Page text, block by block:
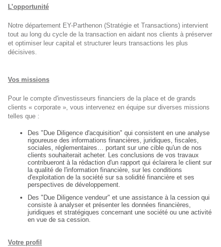
L’opportunité
Notre département EY-Parthenon (Stratégie et Transactions) intervient
tout au long du cycle de la transaction en aidant nos clients à préserver
et optimiser leur capital et structurer leurs transactions les plus
décisives.
Vos missions
Pour le compte d'investisseurs financiers de la place et de grands
clients « corporate », vous intervenez en équipe sur diverses missions
telles que :
Des "Due Diligence d'acquisition" qui consistent en une analyse
rigoureuse des informations financières, juridiques, fiscales,
sociales, réglementaires… portant sur une cible qu'un de nos
clients souhaiterait acheter. Les conclusions de vos travaux
contribueront à la rédaction d'un rapport qui éclairera le client sur
la qualité de l'information financière, sur les conditions
d'exploitation de la société sur sa solidité financière et ses
perspectives de développement.
Des "Due Diligence vendeur" et une assistance à la cession qui
consiste à analyser et présenter les données financières,
juridiques et stratégiques concernant une société ou une activité
en vue de sa cession.
Votre profil